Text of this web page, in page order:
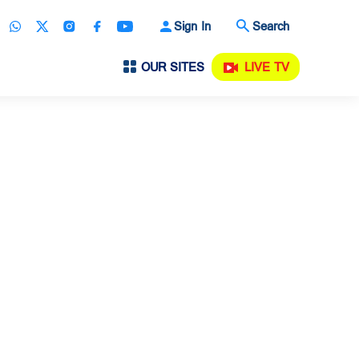
Sign In Search
OUR SITES LIVE TV